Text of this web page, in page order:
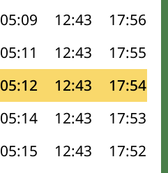
05:09 12:43 17:56
05:11 12:43 17:55
05:12 12:43 17:54
05:14 12:43 17:53
05:15 12:43 17:52